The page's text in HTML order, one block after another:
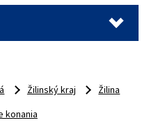
Žilinský kraj
Žilina
konania